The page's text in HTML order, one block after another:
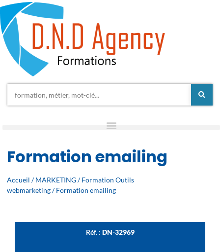
Formation emailing
Accueil /MARKETING/Formation Outils
webmarketing/ Formation emailing
Réf. : DN-32969